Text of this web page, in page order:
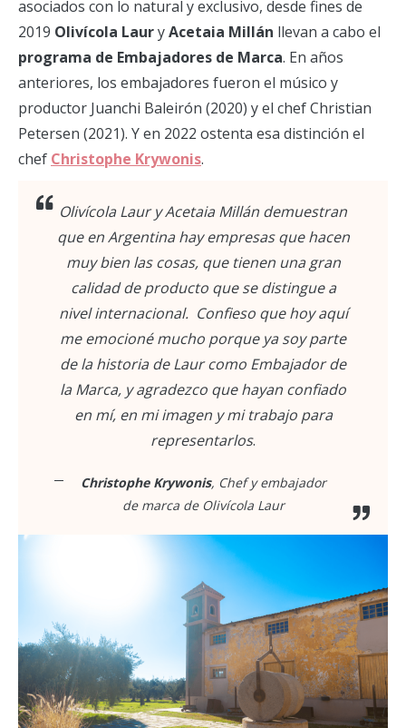
asociados con lo natural y exclusivo, desde fines de
2019 Olivícola LauryAcetaia Millán llevan a cabo el
programa de Embajadores de Marca. En años
anteriores, los embajadores fueron el músico y
productor Juanchi Baleirón (2020) y el chef Christian
Petersen (2021). Y en 2022 ostenta esa distinción el
chef Christophe Krywonis.
Olivícola Laur y Acetaia Millán demuestran
que en Argentina hay empresas que hacen
muy bien las cosas, que tienen una gran
calidad de producto que se distingue a
nivel internacional. Confieso que hoy aquí
me emocioné mucho porque ya soy parte
de la historia de Laur como Embajador de
la Marca, y agradezco que hayan confiado
en mí, en mi imagen y mi trabajo para
representarlos.
Christophe Krywonis, Chef y embajador
de marca de Olivícola Laur